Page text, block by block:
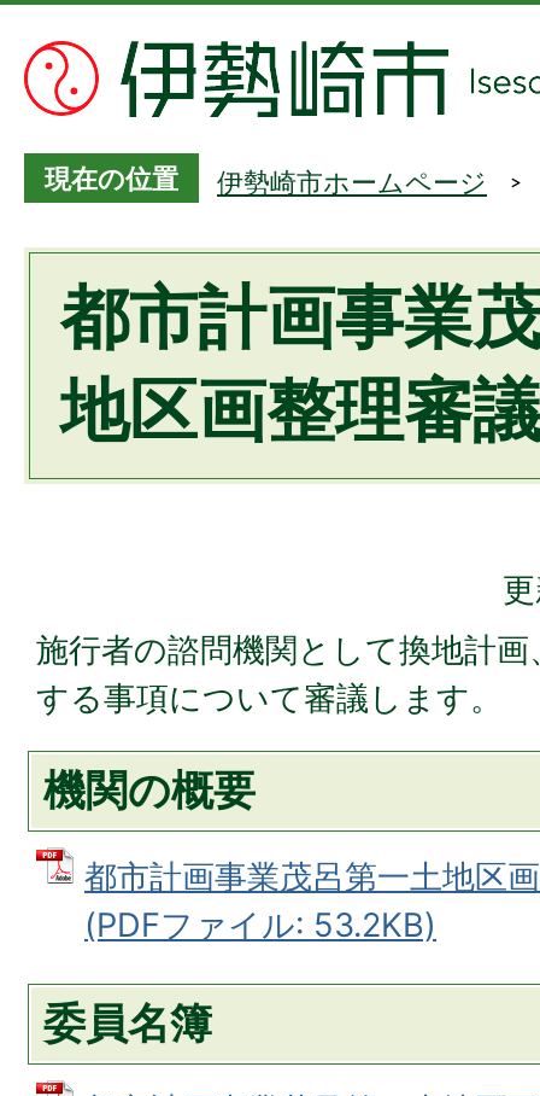
現在の位置 伊勢崎市ホームページ
都市計画事業
地区画整理審
施行者の諮問機関として換地計
する事項について審議します。
機関の概要
都市計画事業茂呂第一土地区
(PDFファイル: 53.2KB)
委員名簿